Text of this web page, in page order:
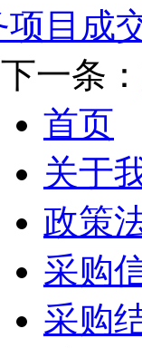
项目成
下一条：
首页
关于
政策
采购
采购